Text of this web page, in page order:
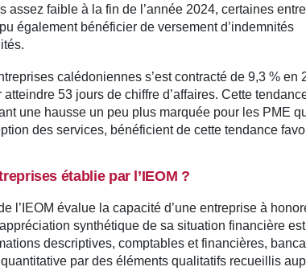
assez faible à la fin de l’année 2024, certaines
également bénéficier de versement d’indemnités
calédoniennes s’est contracté de 9,3 % en
53 jours de chiffre d’affaires. Cette
une hausse un peu plus marquée pour les PME
des services, bénéficient de cette tendance
établie par l’IEOM ?
l’IEOM évalue la capacité d’une entreprise à
synthétique de sa situation financière est
descriptives, comptables et financières,
par des éléments qualitatifs recueillis